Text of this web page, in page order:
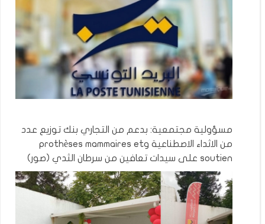
مسؤولية مجتمعية: بدعم من التجاري بنك توزيع عدد
من الاثداء الاصطناعية وprothèses mammaires et
soutien على سيدات تعافين من سرطان الثدي (صور)